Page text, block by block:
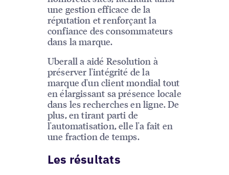
une gestion efficace de la
réputation et renforçant la
confiance des consommateurs
dans la marque.
Uberall a aidé Resolution à
préserver l'intégrité de la
marque d'un client mondial tout
en élargissant sa présence locale
dans les recherches en ligne. De
plus, en tirant parti de
l'automatisation, elle l'a fait en
une fraction de temps.
Les résultats